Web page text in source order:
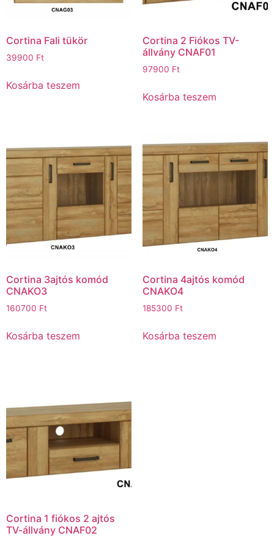
Cortina Fali tükör
39900 Ft
Kosárba teszem
Cortina 2 Fiókos TV-
állvány CNAF01
97900 Ft
Kosárba teszem
Cortina 3ajtós komód
CNAKO3
160700 Ft
Kosárba teszem
Cortina 4ajtós komód
CNAKO4
185300 Ft
Kosárba teszem
Cortina 1 fiókos 2 ajtós
TV-állvány CNAF02